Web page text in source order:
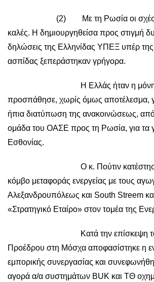
(2) Με τη Ρωσία οι σχέσεις
καλές. Η δημιουργηθείσα προς στιγμή
δηλώσεις της Ελληνίδας ΥΠΕΞ υπέρ της
ασπίδας ξεπεράστηκαν γρήγορα.
Η Ελλάς ήταν η μόνη
προσπάθησε, χωρίς όμως αποτέλεσμα,
ήπια διατύπωση της ανακοινώσεως,
ομάδα του ΟΑΣΕ προς τη Ρωσία, για τα
Εσθονίας.
Ο κ. Πούτιν κατέστησε
κόμβο μεταφοράς ενεργείας με τους
Αλεξανδρουπόλεως και South Streem
«Στρατηγικό Εταίρο» στον τομέα της
Κατά την επίσκεψη του
Προέδρου στη Μόσχα αποφασίστηκε η
εμπορικής συνεργασίας και
αγορά α/α συστημάτων BUK και ΤΘ